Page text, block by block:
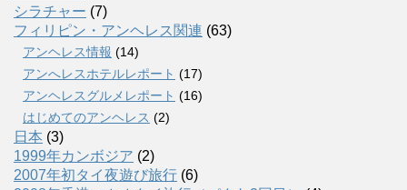
シラチャー (7)
フィリピン・アンヘレス関連 (63)
アンヘレス情報 (14)
アンへレスホテルレポート (17)
アンヘレスグルメレポート (16)
はじめてのアンヘレス (2)
日本 (3)
1999年カンボジア (2)
2007年初タイ夜遊び旅行 (6)